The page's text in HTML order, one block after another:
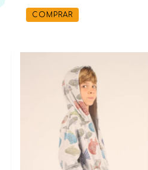
COMPRAR